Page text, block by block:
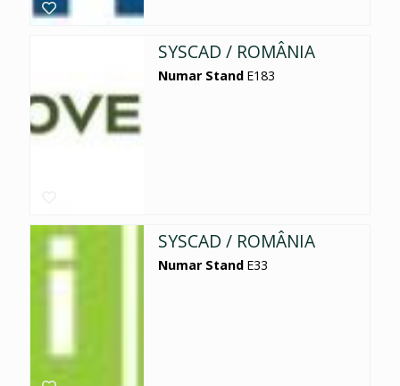
SYSCAD / ROMÂNIA
Numar Stand E183
SYSCAD / ROMÂNIA
Numar Stand E33